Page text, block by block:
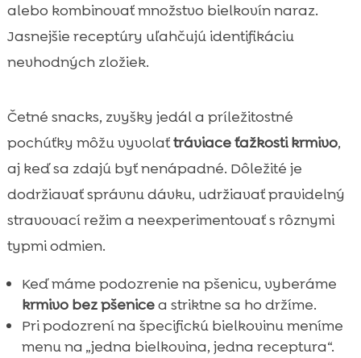
alebo kombinovať množstvo bielkovín naraz.
Jasnejšie receptúry uľahčujú identifikáciu
nevhodných zložiek.
Četné snacks, zvyšky jedál a príležitostné
pochúťky môžu vyvolaťtráviace ťažkosti krmivo,
aj keď sa zdajú byť nenápadné. Dôležité je
dodržiavať správnu dávku, udržiavať pravidelný
stravovací režim a neexperimentovať s rôznymi
typmi odmien.
Keď máme podozrenie na pšenicu, vyberáme
krmivo bez pšenicea striktne sa ho držíme.
Pri podozrení na špecifickú bielkovinu meníme
menu na „jedna bielkovina, jedna receptura“.